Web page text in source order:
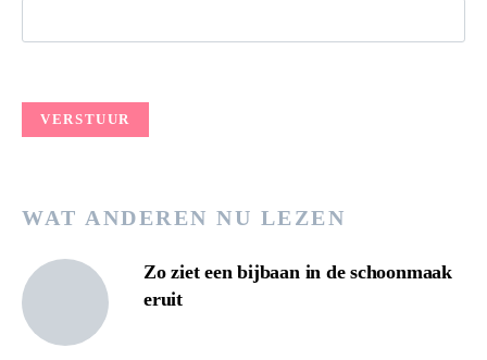
WAT ANDEREN NU LEZEN
Zo ziet een bijbaan in de schoonmaak
eruit